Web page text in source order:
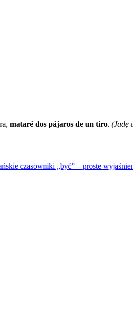
mataré dos pájaros de un tiro. (Jadę
czasowniki „być” – proste